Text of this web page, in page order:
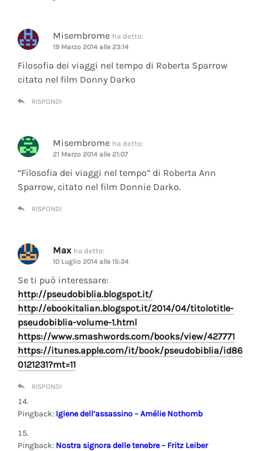
Misembrome ha detto:
19 Marzo 2014 alle 23:14
Filosofia dei viaggi nel tempo di Roberta Sparrow
citato nel film Donny Darko
RISPONDI
Misembrome ha detto:
21 Marzo 2014 alle 21:07
“Filosofia dei viaggi nel tempo” di Roberta Ann
Sparrow, citato nel film Donnie Darko.
RISPONDI
Max ha detto:
10 Luglio 2014 alle 15:34
Se ti può interessare:
http://pseudobiblia.blogspot.it/
http://ebookitalian.blogspot.it/2014/04/titolotitle-
pseudobiblia-volume-1.html
https://www.smashwords.com/books/view/427771
https://itunes.apple.com/it/book/pseudobiblia/id86
0121231?mt=11
RISPONDI
Pingback: Igiene dell’assassino – Amélie Nothomb
Pingback: Nostra signora delle tenebre – Fritz Leiber